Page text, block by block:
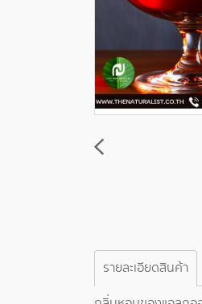
รายละเอียดสินค้า